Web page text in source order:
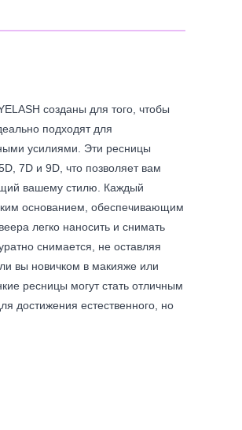
созданы для того, чтобы
подходят для
усилиями. Эти ресницы
7D и 9D, что позволяет вам
вашему стилю. Каждый
основанием, обеспечивающим
легко наносить и снимать
снимается, не оставляя
вы новичком в макияже или
ресницы могут стать отличным
достижения естественного, но